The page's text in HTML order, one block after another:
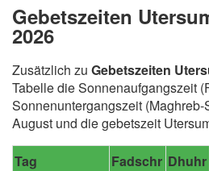
Gebetszeiten
2026
Zusätzlich zu Gebetszeiten
Tabelle die Sonnenaufgangszeit
Sonnenuntergangszeit
August und die gebetszeit
Tag Fadschr Dhuhr